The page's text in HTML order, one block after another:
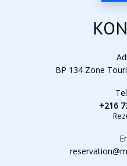
BP 134 Zone
+216